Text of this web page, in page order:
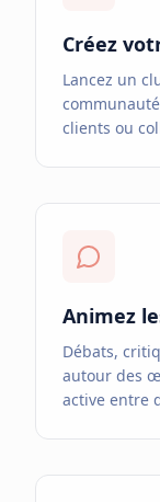
Créez
Lancez un
clients ou
Animez
Débats,
autour des
active entre